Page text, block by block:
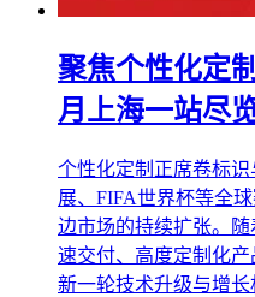
聚焦个性化定
月上海一站尽览
个性化定制正席卷标
展、FIFA世界杯等全
边市场的持续扩张。
速交付、高度定制化
新一轮技术升级与增